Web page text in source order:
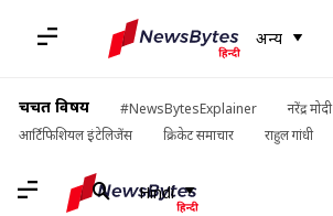
अन्य
चर्चित विषय #NewsBytesExplainer
नरेंद्र मोदी
आर्टिफिशियल इंटेलिजेंस
क्रिकेट समाचार राहुल गांधी
Hindi